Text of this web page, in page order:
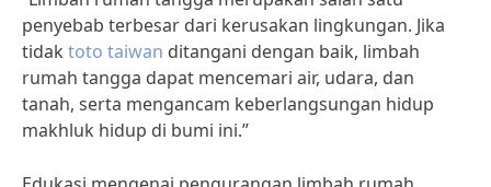
penyebab terbesar dari kerusakan lingkungan. Jika
tidak toto taiwan ditangani dengan baik, limbah
rumah tangga dapat mencemari air, udara, dan
tanah, serta mengancam keberlangsungan hidup
makhluk hidup di bumi ini.”